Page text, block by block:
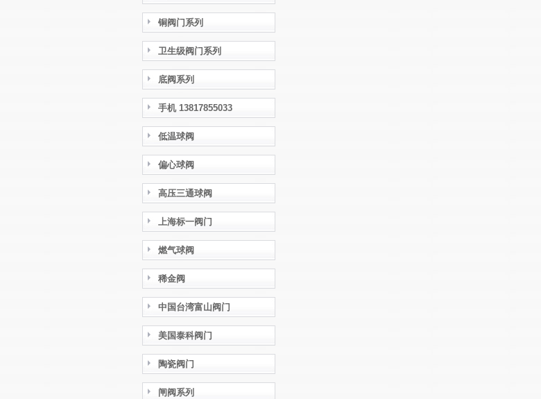
铜阀门系列
卫生级阀门系列
底阀系列
手机 13817855033
低温球阀
偏心球阀
高压三通球阀
上海标一阀门
燃气球阀
稀金阀
中国台湾富山阀门
美国泰科阀门
陶瓷阀门
闸阀系列